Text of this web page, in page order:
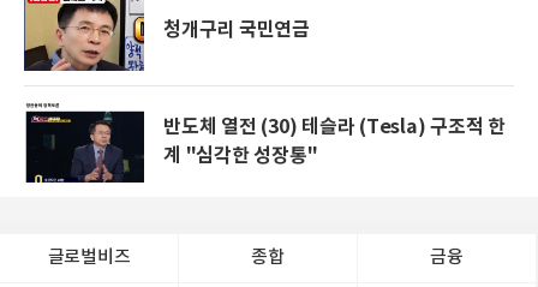
청개구리 국민연금
반도체 열전 (30) 테슬라 (Tesla) 구조적 한
계 "심각한 성장통"
글로벌비즈 종합 금융